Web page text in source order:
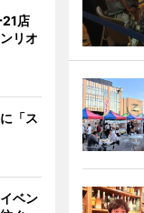
21店
リオ
「ス
ベン